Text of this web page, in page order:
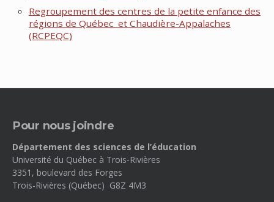
Regroupement des centres de la petite enfance des
régions de Québec et Chaudière-Appalaches
(RCPEQC)
Pour nous joindre
Département des sciences de l’éducation
Université du Québec à Trois-Rivières
3351, boulevard des Forges
Trois-Rivières (Québec) G8Z 4M3